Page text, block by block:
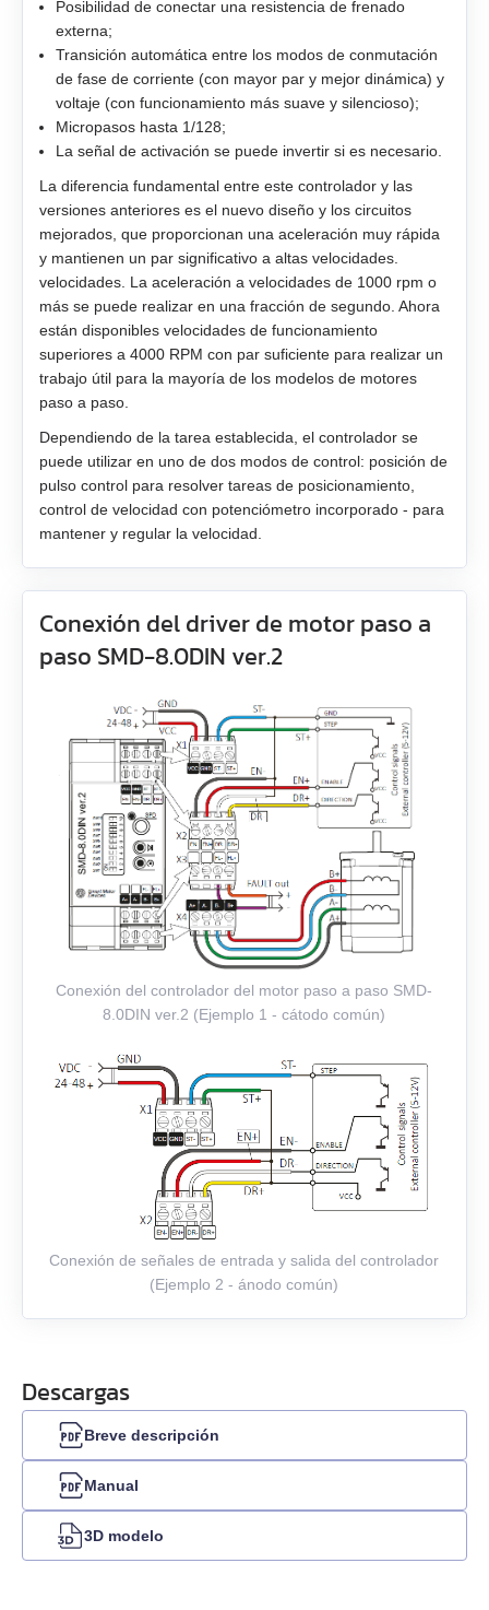
EM3G-13
EM3G-18
EM3G-44
EM3G-55
EM3G-75
EM3L-10
EM3L-20
EM3L-30
EM3L-40
EMB-1A
EMB-1E
EMB-2B
EMJ-A5
EMJ-01
EMJ-02
EMJ-04
EMJ-10
EMG-20
EML-10
EML-20
EML-30
Posibilidad de conectar una resistencia de frenado
externa;
Transición automática entre los modos de conmutación
de fase de corriente (con mayor par y mejor dinámica) y
voltaje (con funcionamiento más suave y silencioso);
Micropasos hasta 1/128;
La señal de activación se puede invertir si es necesario.
La diferencia fundamental entre este controlador y las
versiones anteriores es el nuevo diseño y los circuitos
mejorados, que proporcionan una aceleración muy rápida
y mantienen un par significativo a altas velocidades.
velocidades. La aceleración a velocidades de 1000 rpm o
más se puede realizar en una fracción de segundo. Ahora
están disponibles velocidades de funcionamiento
superiores a 4000 RPM con par suficiente para realizar un
trabajo útil para la mayoría de los modelos de motores
paso a paso.
Dependiendo de la tarea establecida, el controlador se
puede utilizar en uno de dos modos de control: posición de
pulso control para resolver tareas de posicionamiento,
control de velocidad con potenciómetro incorporado - para
mantener y regular la velocidad.
Conexión del driver de motor paso a
paso SMD-8.0DIN ver.2
Conexión del controlador del motor paso a paso SMD-
8.0DIN ver.2 (Ejemplo 1 - cátodo común)
Conexión de señales de entrada y salida del controlador
(Ejemplo 2 - ánodo común)
Descargas
Breve descripción
Manual
3D modelo